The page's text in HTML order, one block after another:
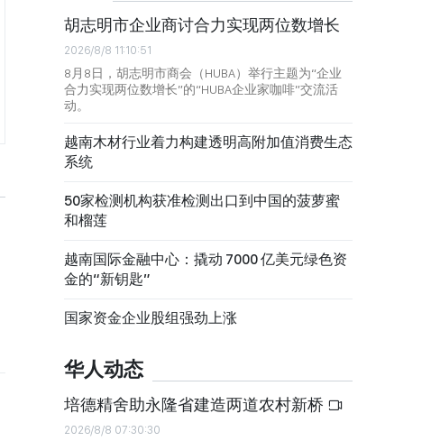
胡志明市企业商讨合力实现两位数增长
2026/8/8 11:10:51
8月8日，胡志明市商会（HUBA）举行主题为“企业
合力实现两位数增长”的“HUBA企业家咖啡”交流活
动。
越南木材行业着力构建透明高附加值消费生态
系统
50家检测机构获准检测出口到中国的菠萝蜜
和榴莲
越南国际金融中心：撬动 7000 亿美元绿色资
金的“新钥匙”
国家资金企业股组强劲上涨
华人动态
培德精舍助永隆省建造两道农村新桥
2026/8/8 07:30:30